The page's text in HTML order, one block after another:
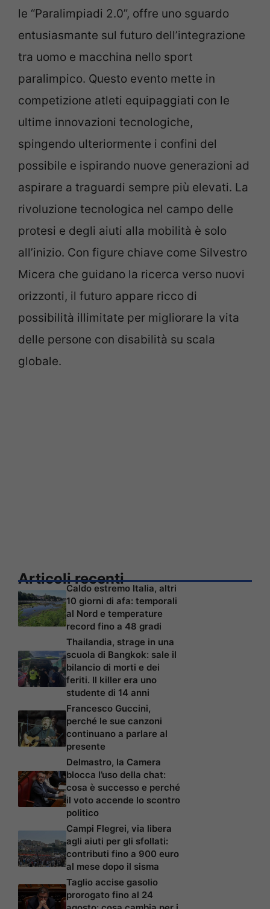
le “Paralimpiadi 2.0”, offre uno sguardo
entusiasmante sul futuro dell’integrazione
tra uomo e macchina nello sport
paralimpico. Questo evento mette in
competizione atleti equipaggiati con le
ultime innovazioni tecnologiche,
spingendo ulteriormente i confini del
possibile e ispirando nuove generazioni ad
aspirare a traguardi sempre più elevati. La
rivoluzione tecnologica nel campo delle
protesi e degli aiuti alla mobilità è solo
all’inizio. Con figure chiave come Silvestro
Micera che guidano la ricerca verso nuovi
orizzonti, il futuro appare ricco di
possibilità illimitate per migliorare la vita
delle persone con disabilità su scala
globale.
Articoli recenti
Caldo estremo Italia, altri
10 giorni di afa: temporali
al Nord e temperature
record fino a 48 gradi
Thailandia, strage in una
scuola di Bangkok: sale il
bilancio di morti e dei
feriti. Il killer era uno
studente di 14 anni
Francesco Guccini,
perché le sue canzoni
continuano a parlare al
presente
Delmastro, la Camera
blocca l’uso della chat:
cosa è successo e perché
il voto accende lo scontro
politico
Campi Flegrei, via libera
agli aiuti per gli sfollati:
contributi fino a 900 euro
al mese dopo il sisma
Taglio accise gasolio
prorogato fino al 24